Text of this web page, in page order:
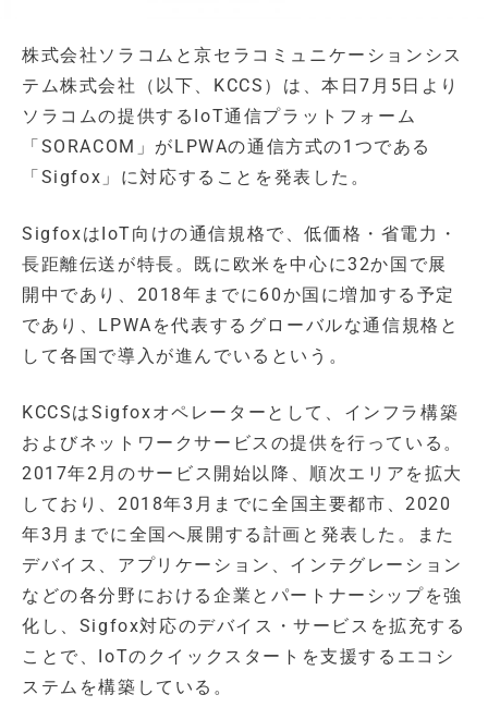
株式会社ソラコムと京セラコミュニケーションシス
テム株式会社（以下、KCCS）は、本日7月5日より
ソラコムの提供するIoT通信プラットフォーム
「SORACOM」がLPWAの通信方式の1つである
「Sigfox」に対応することを発表した。
SigfoxはIoT向けの通信規格で、低価格・省電力・
長距離伝送が特長。既に欧米を中心に32か国で展
開中であり、2018年までに60か国に増加する予定
であり、LPWAを代表するグローバルな通信規格と
して各国で導入が進んでいるという。
KCCSはSigfoxオペレーターとして、インフラ構築
およびネットワークサービスの提供を行っている。
2017年2月のサービス開始以降、順次エリアを拡大
しており、2018年3月までに全国主要都市、2020
年3月までに全国へ展開する計画と発表した。また
デバイス、アプリケーション、インテグレーション
などの各分野における企業とパートナーシップを強
化し、Sigfox対応のデバイス・サービスを拡充する
ことで、IoTのクイックスタートを支援するエコシ
ステムを構築している。